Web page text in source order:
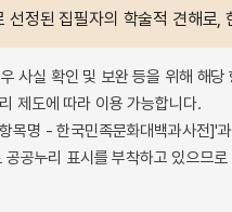
정된 집필자의 학술적 견해로
사실 확인 및 보완 등을 위해 해
제도에 따라 이용 가능합니다.
목명 - 한국민족문화대백과사전]'
공누리 표시를 부착하고 있으므